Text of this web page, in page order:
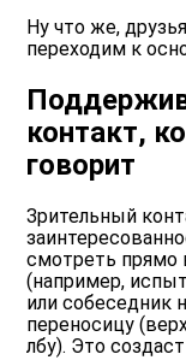
Ну что же,
переходим к
контакт,
говорит
Зрительный
смотреть прямо
(например,
или собеседник
переносицу
лбу). Это